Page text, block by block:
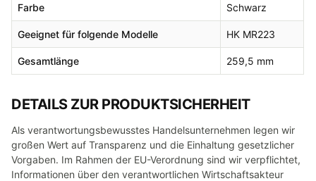
Farbe Schwarz
Geeignet für folgende Modelle HK MR223
Gesamtlänge 259,5 mm
DETAILS ZUR PRODUKTSICHERHEIT
Als verantwortungsbewusstes Handelsunternehmen legen wir
großen Wert auf Transparenz und die Einhaltung gesetzlicher
Vorgaben. Im Rahmen der EU-Verordnung sind wir verpflichtet,
Informationen über den verantwortlichen Wirtschaftsakteur